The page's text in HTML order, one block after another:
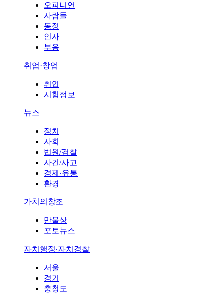
오피니언
사람들
동정
인사
부음
취업·창업
취업
시험정보
뉴스
정치
사회
법원/검찰
사건/사고
경제·유통
환경
가치의창조
만물상
포토뉴스
자치행정·자치경찰
서울
경기
충청도